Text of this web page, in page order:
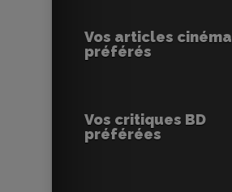
Vos articles cinéma
préférés
Vos critiques BD
préférées